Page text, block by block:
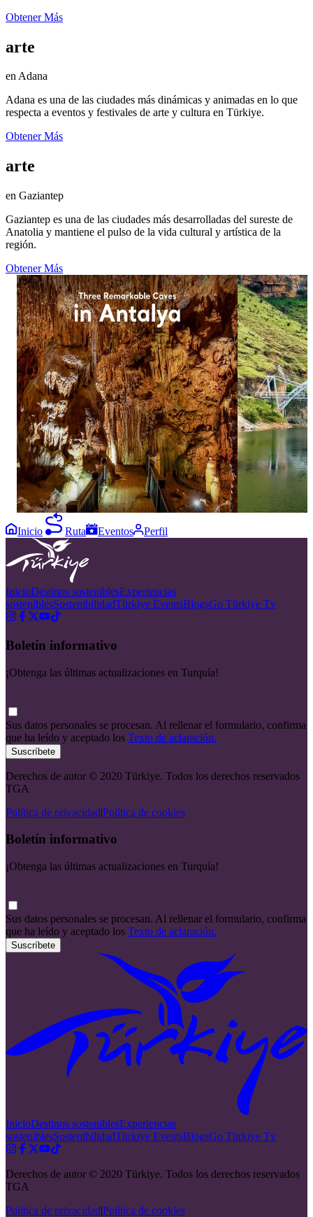
Obtener Más
arte
en Adana
Adana es una de las ciudades más dinámicas y animadas en lo que
respecta a eventos y festivales de arte y cultura en Türkiye.
Obtener Más
arte
en Gaziantep
Gaziantep es una de las ciudades más desarrolladas del sureste de
Anatolia y mantiene el pulso de la vida cultural y artística de la
región.
Obtener Más
1113
12
Three caves, three distinctive worlds beneath
Antalya. ✨ Explore Damlataş Cave, Karain
Cave and Dim Cave, where remarkable rock
formations and dramatic chambers reveal
another side of the Turkish Riviera. Add these
three underground stops to your Antalya
itinerary. Click the link in bio for more and
follow goantalya #GoTürkiye #GoAntalya
#Antalya #TurkishRiviera #EastMediterranean
1574
20
A striking view
Eğil. 🌉
Bridge offers a
Diyarbakır’s
in bio for more
#GoTürkiye
Inicio Ruta Eventos Perfil
InicioDestinos sosteniblesExperiencias
sosteniblesSostenibilidadTürkiye EventsBlogsGo Türkiye Tv
Boletín informativo
¡Obtenga las últimas actualizaciones en Turquía!
Sus datos personales se procesan. Al rellenar el formulario, confirma
que ha leído y aceptado los Texto de aclaración.
Suscríbete
Derechos de autor © 2020 Türkiye. Todos los derechos reservados
TGA
Política de privacidad|Política de cookies
Boletín informativo
¡Obtenga las últimas actualizaciones en Turquía!
Sus datos personales se procesan. Al rellenar el formulario, confirma
que ha leído y aceptado los Texto de aclaración.
Suscríbete
InicioDestinos sosteniblesExperiencias
sosteniblesSostenibilidadTürkiye EventsBlogsGo Türkiye Tv
Derechos de autor © 2020 Türkiye. Todos los derechos reservados
TGA
Política de privacidadPolítica de cookies